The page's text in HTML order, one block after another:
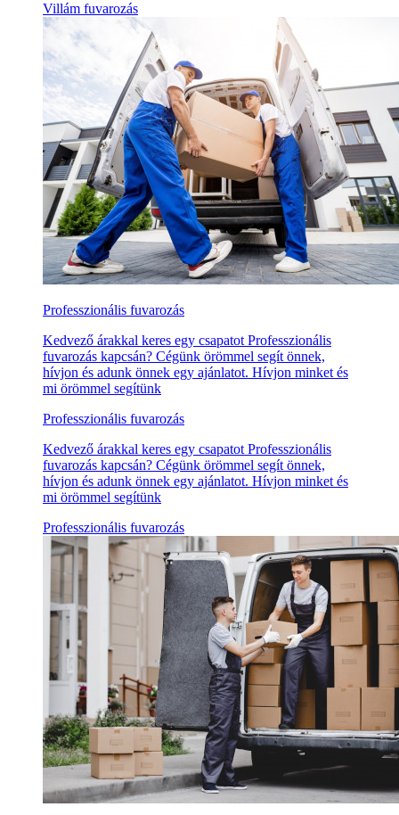
Villám fuvarozás
Professzionális fuvarozás
Kedvező árakkal keres egy csapatot Professzionális
fuvarozás kapcsán? Cégünk örömmel segít önnek,
hívjon és adunk önnek egy ajánlatot. Hívjon minket és
mi örömmel segítünk
Professzionális fuvarozás
Kedvező árakkal keres egy csapatot Professzionális
fuvarozás kapcsán? Cégünk örömmel segít önnek,
hívjon és adunk önnek egy ajánlatot. Hívjon minket és
mi örömmel segítünk
Professzionális fuvarozás